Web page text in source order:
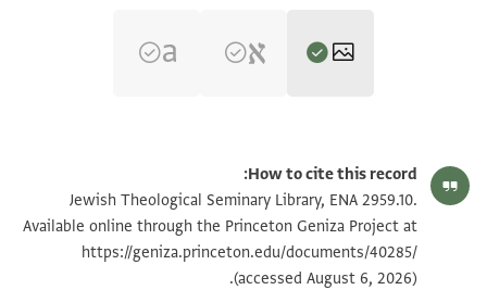
ENA 2959.10 verso הגדל וסובב
תנאי היתר שימוש בתצלום
How to cite this record:
Jewish Theological Seminary Library, ENA 2959.10.
Available online through the Princeton Geniza Project at
https://geniza.princeton.edu/documents/40285/
(accessed August 6, 2026).